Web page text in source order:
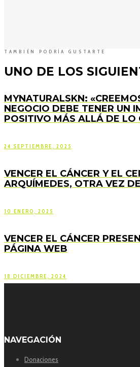
TAMBIÉN PODRÍA GUSTARTE
UNO DE LOS
MYNATURALSKN:
NEGOCIO DEBE TENER UN
POSITIVO MÁS ALLÁ DE LO
24 SEPTIEMBRE, 2025
VENCER EL CÁNCER Y EL
ARQUÍMEDES, OTRA VEZ
10 ENERO, 2025
VENCER EL CÁNCER
PÁGINA WEB
18 DICIEMBRE, 2024
NAVEGACIÓN
Donaciones